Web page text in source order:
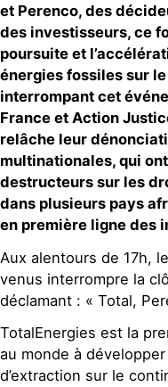
et Perenco, des
des investisseurs, ce
poursuite et
énergies fossiles sur
interrompant cet
France et Action
relâche leur
multinationales, qui
destructeurs sur les
dans plusieurs pays
en première ligne des
Aux alentours de 17h,
venus interrompre la
déclamant : « Total,
TotalEnergies est la
au monde à
d’extraction sur le